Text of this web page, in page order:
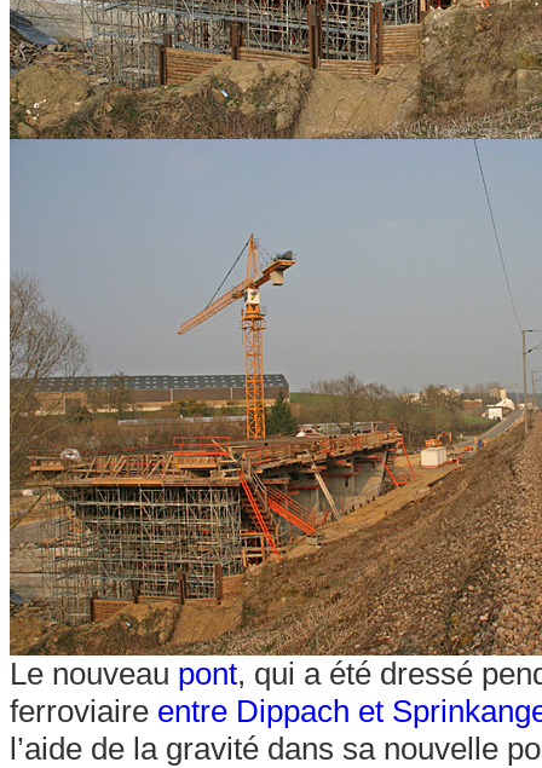
Le nouveau pont, qui a été dressé
ferroviaire entre Dippach et
l’aide de la gravité dans sa nouvelle